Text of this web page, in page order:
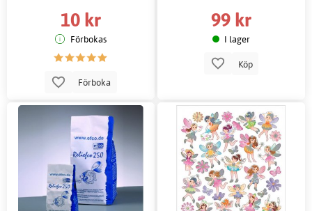
10 kr
Förbokas
Förboka
99 kr
I lager
Köp